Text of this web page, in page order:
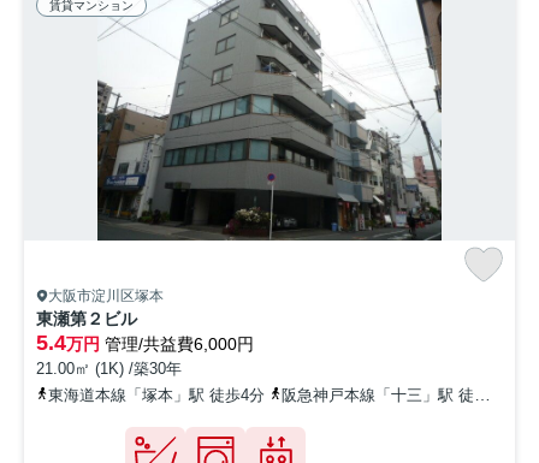
賃貸マンション
大阪市淀川区塚本
東瀬第２ビル
5.4万円 管理/共益費6,000円
21.00㎡ (1K) /築30年
東海道本線「塚本」駅 徒歩4分
阪急神戸本線「十三」駅 徒歩20分